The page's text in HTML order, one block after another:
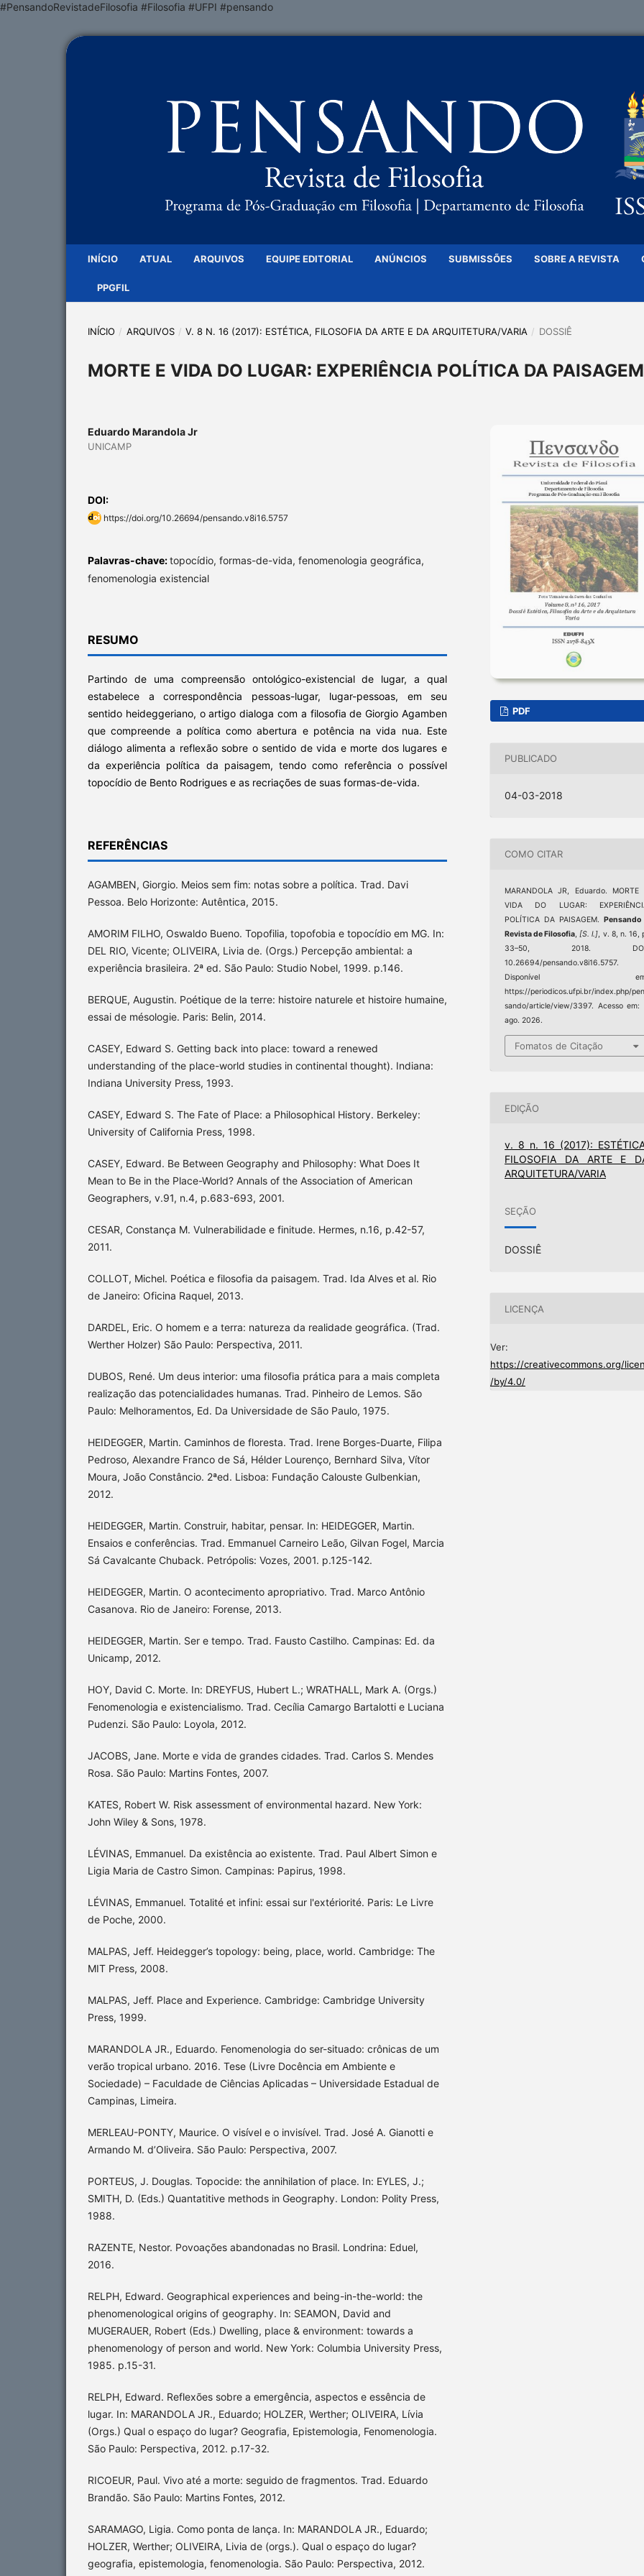
#PensandoRevistadeFilosofia #Filosofia #UFPI #pensando
INÍCIO ATUAL ARQUIVOS EQUIPE EDITORIAL ANÚNCIOS SUBMISSÕES SOBRE A REVISTA
PPGFIL
INÍCIO / ARQUIVOS / V. 8 N. 16 (2017): ESTÉTICA, FILOSOFIA DA ARTE E DA ARQUITETURA/VARIA / DOSSIÊ
MORTE E VIDA DO LUGAR: EXPERIÊNCIA POLÍTICA DA PAISAGEM
Eduardo Marandola Jr
UNICAMP
DOI:
https://doi.org/10.26694/pensando.v8i16.5757
Palavras-chave:topocídio, formas-de-vida, fenomenologia geográfica,
fenomenologia existencial
RESUMO
Partindo de uma compreensão ontológico-existencial de lugar, a qual
estabelece a correspondência pessoas-lugar, lugar-pessoas, em seu
sentido heideggeriano, o artigo dialoga com a filosofia de Giorgio Agamben
que compreende a política como abertura e potência na vida nua. Este
diálogo alimenta a reflexão sobre o sentido de vida e morte dos lugares e
da experiência política da paisagem, tendo como referência o possível
topocídio de Bento Rodrigues e as recriações de suas formas-de-vida.
REFERÊNCIAS
AGAMBEN, Giorgio. Meios sem fim: notas sobre a política. Trad. Davi
Pessoa. Belo Horizonte: Autêntica, 2015.
AMORIM FILHO, Oswaldo Bueno. Topofilia, topofobia e topocídio em MG. In:
DEL RIO, Vicente; OLIVEIRA, Livia de. (Orgs.) Percepção ambiental: a
experiência brasileira. 2ª ed. São Paulo: Studio Nobel, 1999. p.146.
BERQUE, Augustin. Poétique de la terre: histoire naturele et histoire humaine,
essai de mésologie. Paris: Belin, 2014.
CASEY, Edward S. Getting back into place: toward a renewed
understanding of the place-world studies in continental thought). Indiana:
Indiana University Press, 1993.
CASEY, Edward S. The Fate of Place: a Philosophical History. Berkeley:
University of California Press, 1998.
CASEY, Edward. Be Between Geography and Philosophy: What Does It
Mean to Be in the Place-World? Annals of the Association of American
Geographers, v.91, n.4, p.683-693, 2001.
CESAR, Constança M. Vulnerabilidade e finitude. Hermes, n.16, p.42-57,
2011.
COLLOT, Michel. Poética e filosofia da paisagem. Trad. Ida Alves et al. Rio
de Janeiro: Oficina Raquel, 2013.
DARDEL, Eric. O homem e a terra: natureza da realidade geográfica. (Trad.
Werther Holzer) São Paulo: Perspectiva, 2011.
DUBOS, René. Um deus interior: uma filosofia prática para a mais completa
realização das potencialidades humanas. Trad. Pinheiro de Lemos. São
Paulo: Melhoramentos, Ed. Da Universidade de São Paulo, 1975.
HEIDEGGER, Martin. Caminhos de floresta. Trad. Irene Borges-Duarte, Filipa
Pedroso, Alexandre Franco de Sá, Hélder Lourenço, Bernhard Silva, Vítor
Moura, João Constâncio. 2ªed. Lisboa: Fundação Calouste Gulbenkian,
2012.
HEIDEGGER, Martin. Construir, habitar, pensar. In: HEIDEGGER, Martin.
Ensaios e conferências. Trad. Emmanuel Carneiro Leão, Gilvan Fogel, Marcia
Sá Cavalcante Chuback. Petrópolis: Vozes, 2001. p.125-142.
HEIDEGGER, Martin. O acontecimento apropriativo. Trad. Marco Antônio
Casanova. Rio de Janeiro: Forense, 2013.
HEIDEGGER, Martin. Ser e tempo. Trad. Fausto Castilho. Campinas: Ed. da
Unicamp, 2012.
HOY, David C. Morte. In: DREYFUS, Hubert L.; WRATHALL, Mark A. (Orgs.)
Fenomenologia e existencialismo. Trad. Cecília Camargo Bartalotti e Luciana
Pudenzi. São Paulo: Loyola, 2012.
JACOBS, Jane. Morte e vida de grandes cidades. Trad. Carlos S. Mendes
Rosa. São Paulo: Martins Fontes, 2007.
KATES, Robert W. Risk assessment of environmental hazard. New York:
John Wiley & Sons, 1978.
LÉVINAS, Emmanuel. Da existência ao existente. Trad. Paul Albert Simon e
Ligia Maria de Castro Simon. Campinas: Papirus, 1998.
LÉVINAS, Emmanuel. Totalité et infini: essai sur l'extériorité. Paris: Le Livre
de Poche, 2000.
MALPAS, Jeff. Heidegger’s topology: being, place, world. Cambridge: The
MIT Press, 2008.
MALPAS, Jeff. Place and Experience. Cambridge: Cambridge University
Press, 1999.
MARANDOLA JR., Eduardo. Fenomenologia do ser-situado: crônicas de um
verão tropical urbano. 2016. Tese (Livre Docência em Ambiente e
Sociedade) – Faculdade de Ciências Aplicadas – Universidade Estadual de
Campinas, Limeira.
MERLEAU-PONTY, Maurice. O visível e o invisível. Trad. José A. Gianotti e
Armando M. d’Oliveira. São Paulo: Perspectiva, 2007.
PORTEUS, J. Douglas. Topocide: the annihilation of place. In: EYLES, J.;
SMITH, D. (Eds.) Quantatitive methods in Geography. London: Polity Press,
1988.
RAZENTE, Nestor. Povoações abandonadas no Brasil. Londrina: Eduel,
2016.
RELPH, Edward. Geographical experiences and being-in-the-world: the
phenomenological origins of geography. In: SEAMON, David and
MUGERAUER, Robert (Eds.) Dwelling, place & environment: towards a
phenomenology of person and world. New York: Columbia University Press,
1985. p.15-31.
RELPH, Edward. Reflexões sobre a emergência, aspectos e essência de
lugar. In: MARANDOLA JR., Eduardo; HOLZER, Werther; OLIVEIRA, Lívia
(Orgs.) Qual o espaço do lugar? Geografia, Epistemologia, Fenomenologia.
São Paulo: Perspectiva, 2012. p.17-32.
RICOEUR, Paul. Vivo até a morte: seguido de fragmentos. Trad. Eduardo
Brandão. São Paulo: Martins Fontes, 2012.
SARAMAGO, Ligia. Como ponta de lança. In: MARANDOLA JR., Eduardo;
HOLZER, Werther; OLIVEIRA, Livia de (orgs.). Qual o espaço do lugar?
geografia, epistemologia, fenomenologia. São Paulo: Perspectiva, 2012.
PDF
PUBLICADO
04-03-2018
COMO CITAR
MARANDOLA JR, Eduardo. MORTE
VIDA DO LUGAR:
POLÍTICA DA PAISAGEM.
Revista de Filosofia,[S. l.], v. 8, n. 16,
33–50, 2018.
10.26694/pensando.v8i16.5757.
Disponível
https://periodicos.ufpi.br/index.php/
sando/article/view/3397. Acesso em:
ago. 2026.
Fomatos de Citação
EDIÇÃO
v. 8 n. 16 (2017):
FILOSOFIA DA ARTE E
ARQUITETURA/VARIA
SEÇÃO
DOSSIÊ
LICENÇA
Ver:
https://creativecommons.org/
/by/4.0/